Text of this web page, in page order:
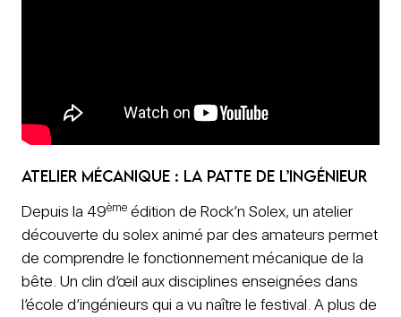
Atelier mécanique : la patte de l’ingénieur
Depuis la 49ème édition de Rock’n Solex, un atelier
découverte du solex animé par des amateurs permet
de comprendre le fonctionnement mécanique de la
bête. Un clin d’œil aux disciplines enseignées dans
l’école d’ingénieurs qui a vu naître le festival. A plus de